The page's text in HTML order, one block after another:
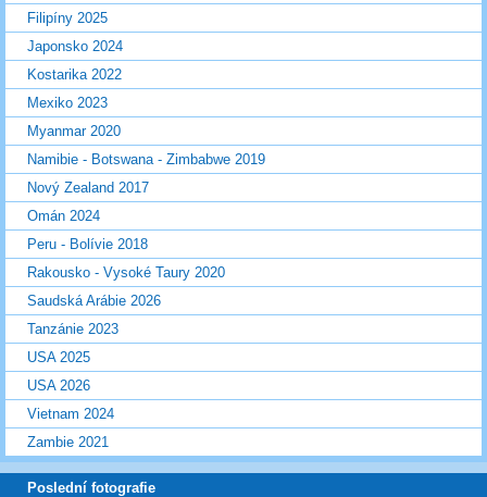
Filipíny 2025
Japonsko 2024
Kostarika 2022
Mexiko 2023
Myanmar 2020
Namibie - Botswana - Zimbabwe 2019
Nový Zealand 2017
Omán 2024
Peru - Bolívie 2018
Rakousko - Vysoké Taury 2020
Saudská Arábie 2026
Tanzánie 2023
USA 2025
USA 2026
Vietnam 2024
Zambie 2021
Poslední fotografie